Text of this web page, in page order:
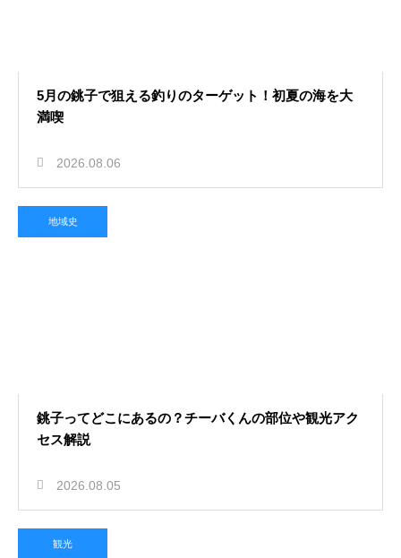
5月の銚子で狙える釣りのターゲット！初夏の海を大
満喫
2026.08.06
地域史
銚子ってどこにあるの？チーバくんの部位や観光アク
セス解説
2026.08.05
観光